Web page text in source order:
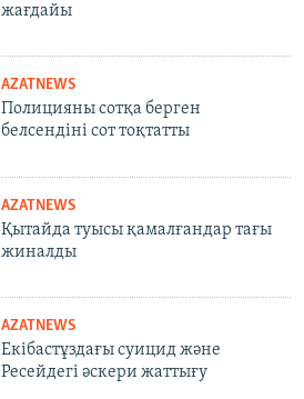
жағдайы
AZATNEWS
Полицияны сотқа берген
белсендіні сот тоқтатты
AZATNEWS
Қытайда туысы қамалғандар тағы
жиналды
AZATNEWS
Екібастұздағы суицид және
Ресейдегі әскери жаттығу